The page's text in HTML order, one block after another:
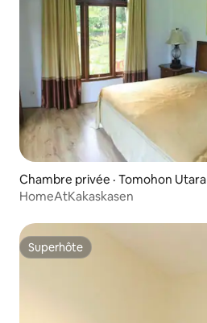
Chambre privée · Tomohon Utara
HomeAtKakaskasen
Superhôte
Superhôte